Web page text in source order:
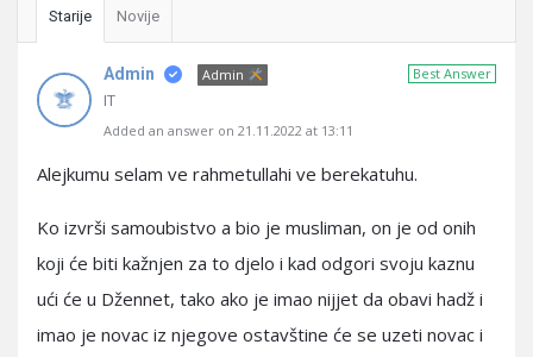
Starije Novije
Best Answer
Admin Admin
IT
Added an answer on 21.11.2022 at 13:11
Alejkumu selam ve rahmetullahi ve berekatuhu.
Ko izvrši samoubistvo a bio je musliman, on je od onih
koji će biti kažnjen za to djelo i kad odgori svoju kaznu
ući će u Džennet, tako ako je imao nijjet da obavi hadž i
imao je novac iz njegove ostavštine će se uzeti novac i